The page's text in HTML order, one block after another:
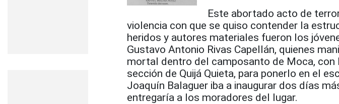
Este abortado acto de
violencia con que se quiso contender la
heridos y autores materiales fueron los
Gustavo Antonio Rivas Capellán, quienes
mortal dentro del camposanto de Moca, con
sección de Quijá Quieta, para ponerlo en el
Joaquín Balaguer iba a inaugurar dos días
entregaría a los moradores del lugar.